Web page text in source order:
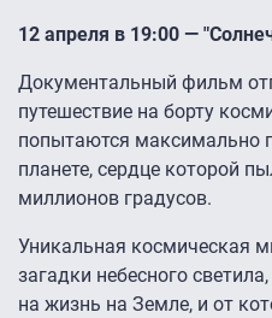
12 апреля в 19:00 —
Документальный фильм
путешествие на борту
попытаются максимально
планете, сердце которой
миллионов градусов.
Уникальная космическая
загадки небесного
на жизнь на Земле, и от